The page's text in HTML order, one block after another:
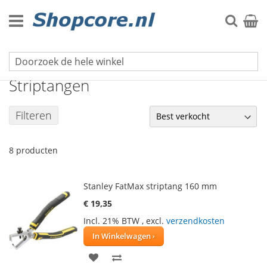
naar
de
Zoek
Tangen & Scharen
Striptangen
Filteren
8 producten
Stanley FatMax striptang 160 mm
€ 19,35
Incl. 21% BTW , excl. verzendkosten
In Winkelwagen
VOEG